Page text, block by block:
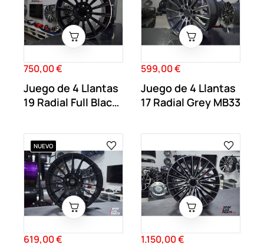
Precio
750,00 €
Juego de 4 Llantas
19 Radial Full Black
Precio
599,00 €
Juego de 4 Llantas
17 Radial Grey MB33
NUEVO
Precio
619,00 € Precio
1.150,00 €